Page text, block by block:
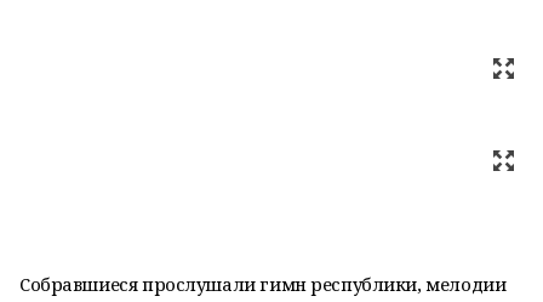
Собравшиеся прослушали гимн республики, мелодии